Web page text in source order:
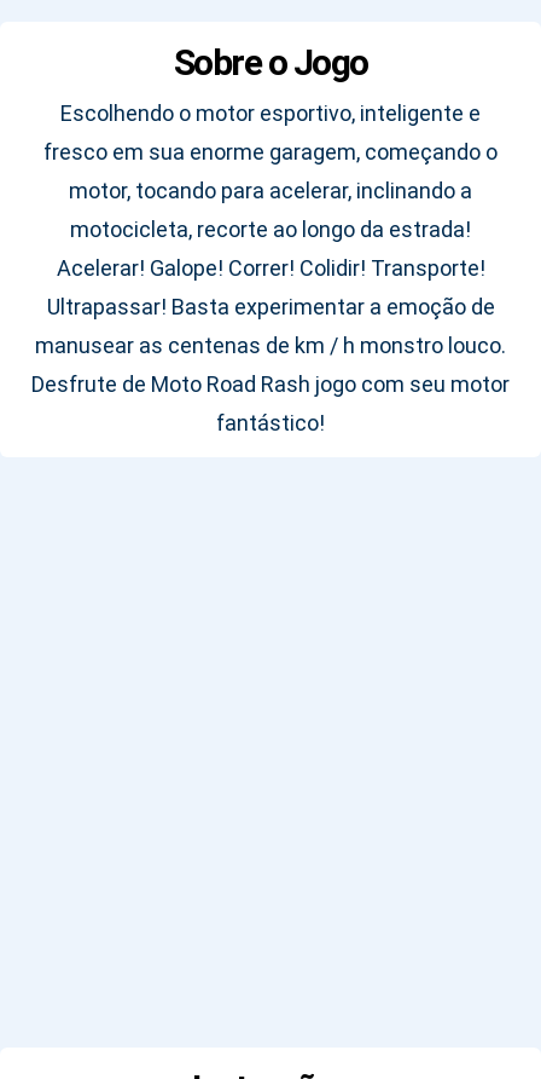
Sobre o Jogo
Escolhendo o motor esportivo, inteligente e
fresco em sua enorme garagem, começando o
motor, tocando para acelerar, inclinando a
motocicleta, recorte ao longo da estrada!
Acelerar! Galope! Correr! Colidir! Transporte!
Ultrapassar! Basta experimentar a emoção de
manusear as centenas de km / h monstro louco.
Desfrute de Moto Road Rash jogo com seu motor
fantástico!